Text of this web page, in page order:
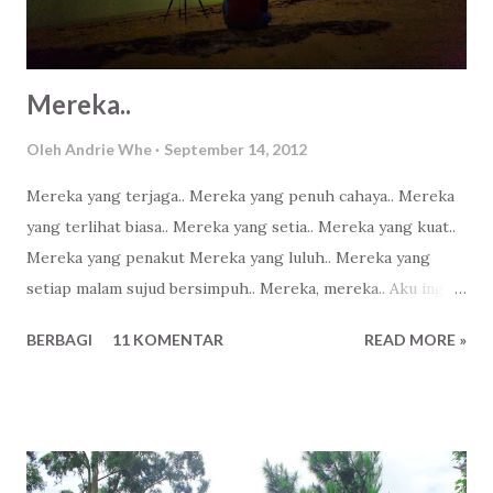
Mereka..
Oleh Andrie Whe September 14, 2012
Mereka yang terjaga.. Mereka yang penuh cahaya.. Mereka
yang terlihat biasa.. Mereka yang setia.. Mereka yang kuat..
Mereka yang penakut Mereka yang luluh.. Mereka yang
setiap malam sujud bersimpuh.. Mereka, mereka.. Aku ingin
BERBAGI 11 KOMENTAR READ MORE »